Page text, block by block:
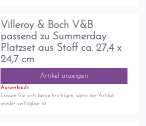
Villeroy & Boch V&B
passend zu Summerday
Platzset aus Stoff ca. 27,4 x
24,7 cm
Artikel anzeigen
Ausverkauft
Lassen Sie sich benachrichigen, wenn der Artikel
wieder verfügbar ist.